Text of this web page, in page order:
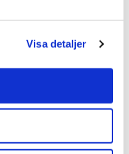
Visa detaljer